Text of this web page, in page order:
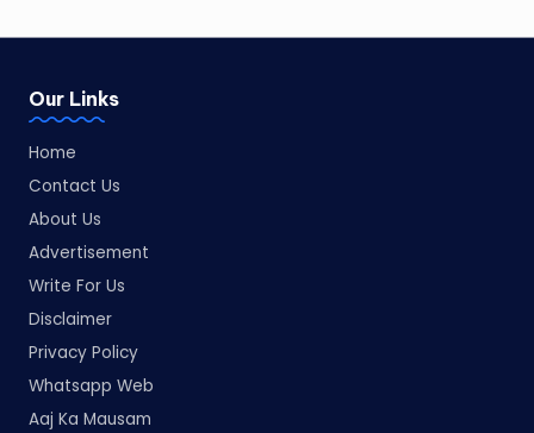
Our Links
Home
Contact Us
About Us
Advertisement
Write For Us
Disclaimer
Privacy Policy
Whatsapp Web
Aaj Ka Mausam